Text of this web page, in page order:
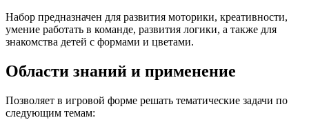
Набор предназначен для развития моторики, креативности,
умение работать в команде, развития логики, а также для
знакомства детей с формами и цветами.
Области знаний и применение
Позволяет в игровой форме решать тематические задачи по
следующим темам: